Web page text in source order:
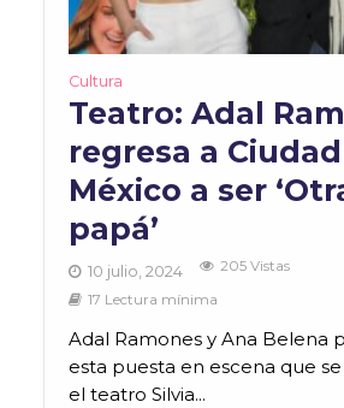
Cultura
Teatro: Adal
regresa a
México a ser
papá’
10 julio, 2024
205 Vistas
17 Lectura mínima
Adal Ramones y Ana Belena
esta puesta en escena que
el teatro Silvia...